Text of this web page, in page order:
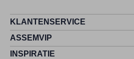
KLANTENSERVICE
ASSEMVIP
INSPIRATIE